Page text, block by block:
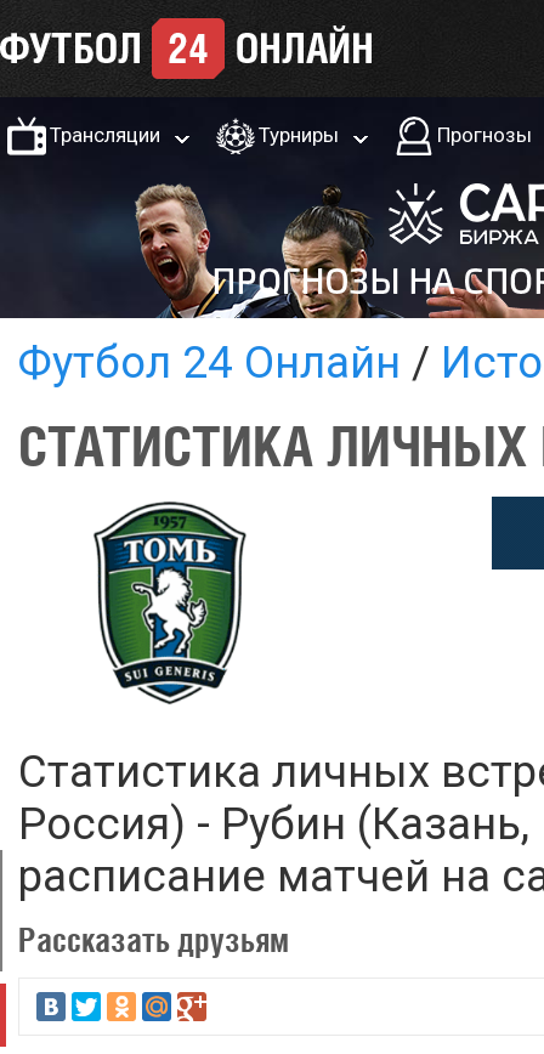
Трансляции Турниры Прогнозы
Футбол 24 Онлайн
СТАТИСТИКА
Статистика личных
Россия) - Рубин
расписание матчей на
Рассказать друзьям